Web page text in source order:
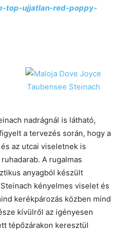
top-ujjatlan-red-poppy-
nadrágnál is látható,
a tervezés során, hogy a
az utcai viseletnek is
A rugalmas
anyagból készült
kényelmes viselet és
kerékpározás közben mind
kívülről az igényesen
tépőzárakon keresztül